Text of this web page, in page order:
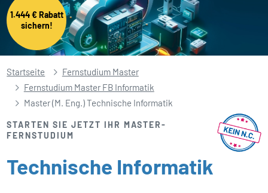
1.444 € Rabatt
sichern!
Startseite
Fernstudium Master
Fernstudium Master FB Informatik
Master (M. Eng.) Technische Informatik
STARTEN SIE JETZT IHR MASTER-
FERNSTUDIUM
Technische Informatik